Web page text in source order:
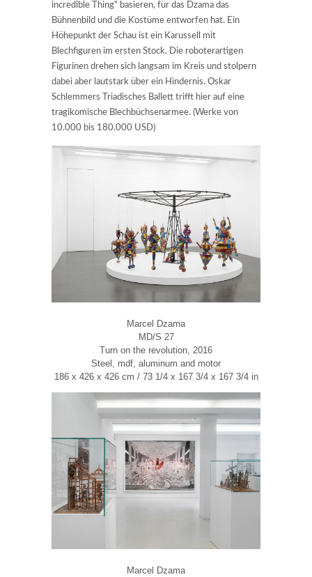
incredible Thing“ basieren, für das Dzama das
Bühnenbild und die Kostüme entworfen hat. Ein
Höhepunkt der Schau ist ein Karussell mit
Blechfiguren im ersten Stock. Die roboterartigen
Figurinen drehen sich langsam im Kreis und stolpern
dabei aber lautstark über ein Hindernis. Oskar
Schlemmers Triadisches Ballett trifft hier auf eine
tragikomische Blechbüchsenarmee. (Werke von
10.000 bis 180.000 USD)
Marcel Dzama
MD/S 27
Turn on the revolution, 2016
Steel, mdf, aluminum and motor
186 x 426 x 426 cm / 73 1/4 x 167 3/4 x 167 3/4 in
Marcel Dzama